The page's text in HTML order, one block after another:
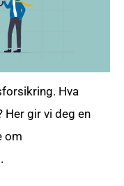
Hva
gir vi deg en
om